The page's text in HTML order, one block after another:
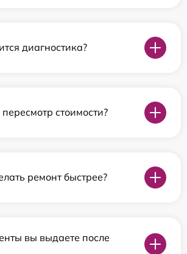
диагностика?
стоимости?
ремонт быстрее?
вы выдаете после